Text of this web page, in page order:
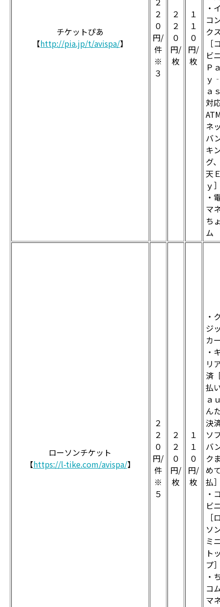
チケットぴあ
【http://pia.jp/t/avispa/】
２
０
円/
件
※
３
２
２
０
円/
枚
１
１
０
円/
枚
・
コ
ク
［
ビ
Ｐ
ｙ
ａ
対
ネ
バ
キ
グ
天
ｙ
・
マ
ち
ム
ローソンチケット
【https://l-tike.com/avispa/】
２
２
０
円/
件
※
５
２
２
０
円/
枚
１
１
０
円/
枚
・
ジ
カ
・
リ
済
払
ａ
ん
決
ソ
バ
ク
め
払
・
ビ
［
ソ
ミ
ト
プ
・
コ
マ